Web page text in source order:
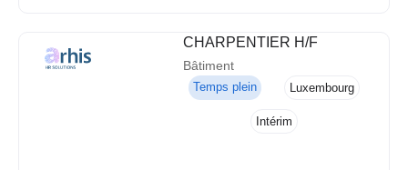
CHARPENTIER H/F
Bâtiment
Temps plein Luxembourg
Intérim